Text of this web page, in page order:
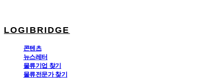
LOGIBRIDGE
콘텐츠
뉴스레터
물류기업 찾기
물류전문가 찾기